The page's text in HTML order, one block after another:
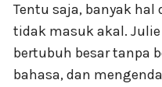
Tentu saja, banyak hal
tidak masuk akal.
bertubuh besar tanpa
bahasa, dan